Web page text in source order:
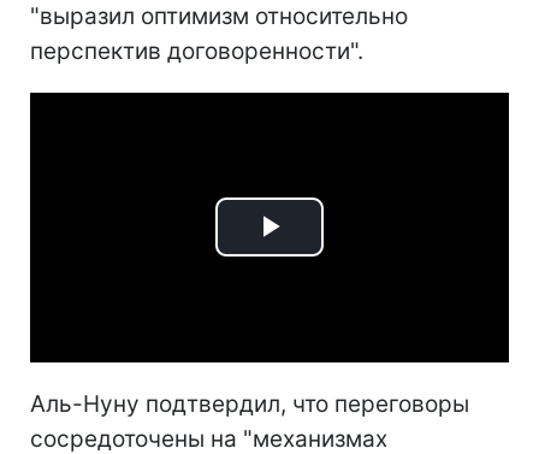
"выразил оптимизм относительно
перспектив договоренности".
Play
Аль-Нуну подтвердил, что переговоры
сосредоточены на "механизмах